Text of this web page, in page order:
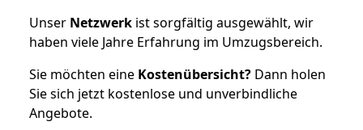
Unser Netzwerk ist sorgfältig ausgewählt, wir
haben viele Jahre Erfahrung im Umzugsbereich.
Sie möchten eine Kostenübersicht? Dann holen
Sie sich jetzt kostenlose und unverbindliche
Angebote.